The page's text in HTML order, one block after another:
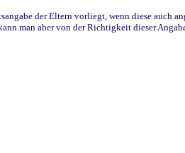
der Eltern vorliegt, wenn diese auch
man aber von der Richtigkeit dieser Angabe